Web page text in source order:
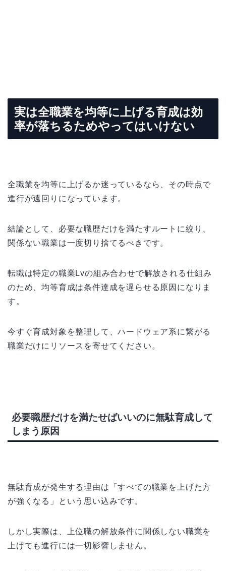
実は全職業を均等に上げる育成は効
率が落ちるためやってはいけない
全職業を均等に上げるか迷っているなら、その時点で
進行が遠回りになっています。
結論として、必要な職歴だけを満たすルートに絞り、
関係ない職業は一度切り捨てるべきです。
転職は特定の職業Lvの組み合わせで解放される仕組み
のため、均等育成は条件達成を遅らせる原因になりま
す。
今すぐ育成対象を整理して、ハードウェア系に繋がる
職業だけにリソースを寄せてください。
必要職歴だけを満たせばいいのに無駄育成して
しまう原因
無駄育成が発生する理由は「すべての職業を上げた方
が強くなる」という思い込みです。
しかし実際は、上位職の解放条件に関係しない職業を
上げても進行には一切影響しません。